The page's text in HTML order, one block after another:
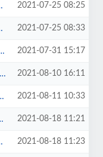
2021-07-25 08:25
2021-07-25 08:33
2021-07-31 15:17
2021-08-10 16:11
2021-08-11 10:33
2021-08-18 11:21
2021-08-18 11:23